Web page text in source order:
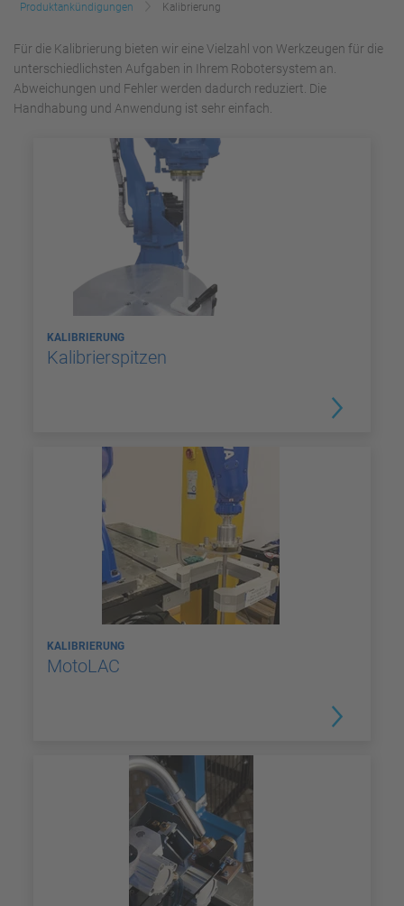
Produktankündigungen
Kalibrierung
Für die Kalibrierung bieten wir eine Vielzahl von Werkzeugen für die
unterschiedlichsten Aufgaben in Ihrem Robotersystem an.
Abweichungen und Fehler werden dadurch reduziert. Die
Handhabung und Anwendung ist sehr einfach.
KALIBRIERUNG
Kalibrierspitzen
KALIBRIERUNG
MotoLAC